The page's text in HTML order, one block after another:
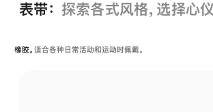
表带： 探索各式风格，选择心仪
橡胶。 适合各种日常活动和运动时佩戴。